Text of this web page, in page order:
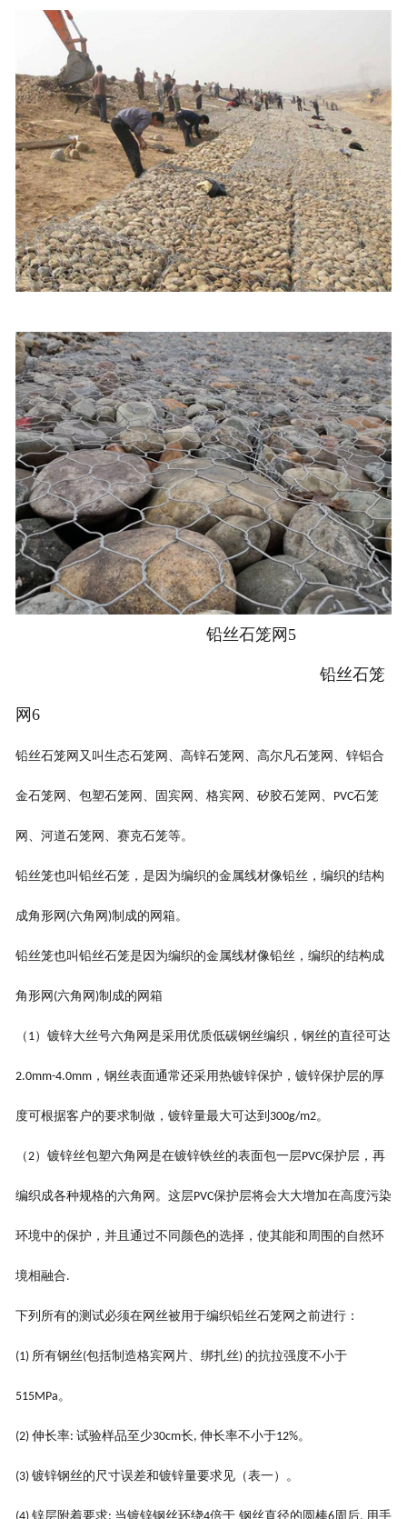
铅丝石笼网5
铅丝石笼
网6
铅丝石笼网又叫生态石笼网、高锌石笼网、高尔凡石笼网、锌铝合
金石笼网、包塑石笼网、固宾网、 格宾网、 矽胶石笼网、 PVC石笼
网、 河道石笼网、赛克石笼等。
铅丝笼也叫铅丝石笼，是因为编织的金属线材像铅丝，编织的结构
成角形网 (六角网 )制成的网箱。
铅丝笼也叫铅丝石笼是因为编织的金属线材像铅丝，编织的结构成
角形网 (六角网 )制成的网箱
（ 1）镀锌大丝号六角网是采用优质低碳钢丝编织，钢丝的直径可达
2.0mm-4.0mm，钢丝表面通常还采用热镀锌保护，镀锌保护层的厚
度可根据客户的要求制做，镀锌量最大可达到 300g/m2。
（2）镀锌丝包塑六角网是在镀锌铁丝的表面包一层PVC保护层，再
编织成各种规格的六角网。这层PVC保护层将会大大增加在高度污染
环境中的保护，并且通过不同颜色的选择，使其能和周围的自然环
境相融合.
下列所有的测试必须在网丝被用于编织铅丝石笼网之前进行：
(1) 所有钢丝(包括制造格宾网片、绑扎丝) 的抗拉强度不小于
515MPa。
(2) 伸长率: 试验样品至少30cm长, 伸长率不小于12%。
(3) 镀锌钢丝的尺寸误差和镀锌量要求见（表一）。
锌层附着要求 当镀锌钢丝环绕 倍于 钢丝直径的圆棒 周后 用手